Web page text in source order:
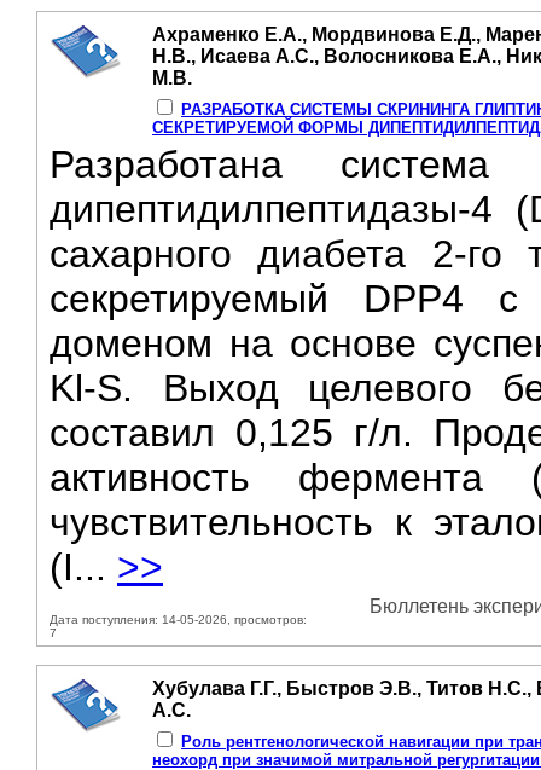
Ахраменко Е.А., Мордвинова Е.Д.,
Н.В., Исаева А.С., Волосникова Е.А.,
М.В.
РАЗРАБОТКА СИСТЕМЫ СКРИНИНГА
СЕКРЕТИРУЕМОЙ ФОРМЫ
Разработана система
дипептидилпептидазы-
сахарного диабета 2-го
секретируемый DPP4
доменом на основе
Kl-S. Выход целевого
составил 0,125 г/л.
активность
чувствительность к
(I... >>
Дата поступления: 14-05-2026, просмотров:
7
Бюллетень
Хубулава Г.Г., Быстров Э.В., Титов
А.С.
Роль рентгенологической навигации при
неохорд при значимой митральной